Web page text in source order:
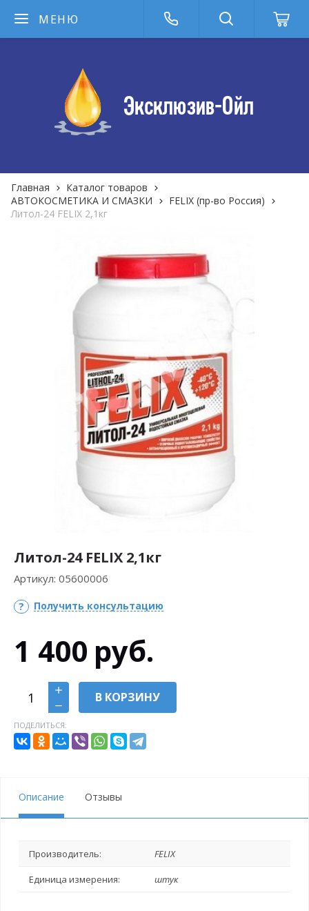
МЕНЮ
Главная
Каталог товаров
АВТОКОСМЕТИКА И СМАЗКИ
FELIX (пр-во Россия)
Литол-24 FELIX 2,1кг
Литол-24 FELIX 2,1кг
Артикул: 05600006
Получить консультацию
1 400 руб.
В КОРЗИНУ
ПОДЕЛИТЬСЯ:
Описание Отзывы
Производитель: FELIX
Единица измерения: штук